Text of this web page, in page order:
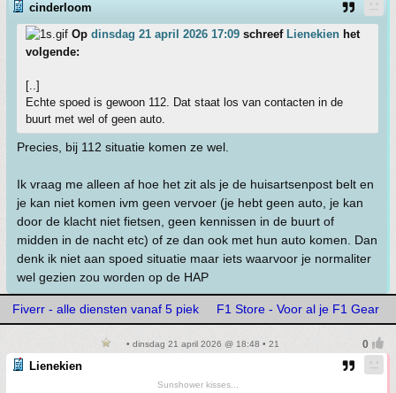
cinderloom
Op dinsdag 21 april 2026 17:09 schreef Lienekien het
volgende:
[..]
Echte spoed is gewoon 112. Dat staat los van contacten in de
buurt met wel of geen auto.
Precies, bij 112 situatie komen ze wel.
Ik vraag me alleen af hoe het zit als je de huisartsenpost belt en
je kan niet komen ivm geen vervoer (je hebt geen auto, je kan
door de klacht niet fietsen, geen kennissen in de buurt of
midden in de nacht etc) of ze dan ook met hun auto komen. Dan
denk ik niet aan spoed situatie maar iets waarvoor je normaliter
wel gezien zou worden op de HAP
Fiverr - alle diensten vanaf 5 piek F1 Store - Voor al je F1 Gear
• dinsdag 21 april 2026 @ 18:48 • 21
Lienekien
Sunshower kisses...